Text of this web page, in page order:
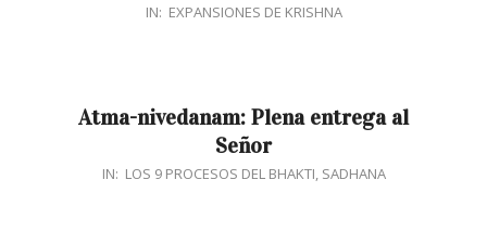
IN: EXPANSIONES DE KRISHNA
Atma-nivedanam: Plena entrega al
Señor
2018-IN: LOS 9 PROCESOS DEL BHAKTI, SADHANA